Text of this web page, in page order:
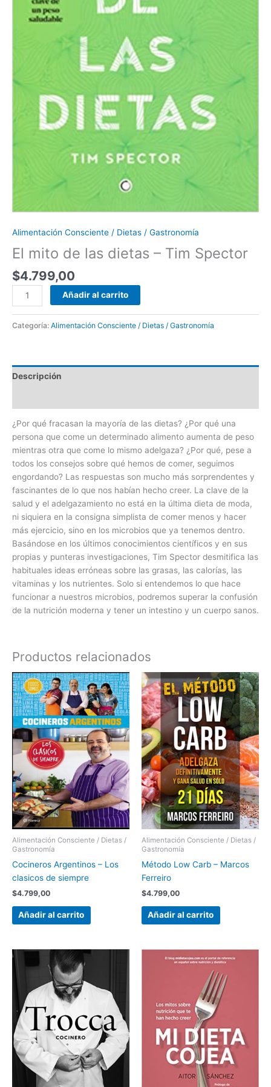
Alimentación Consciente / Dietas / Gastronomía
El mito de las dietas – Tim Spector
$4.799,00
Añadir al carrito
Categoría: Alimentación Consciente / Dietas / Gastronomía
Descripción
¿Por qué fracasan la mayoría de las dietas? ¿Por qué una
persona que come un determinado alimento aumenta de peso
mientras otra que come lo mismo adelgaza? ¿Por qué, pese a
todos los consejos sobre qué hemos de comer, seguimos
engordando? Las respuestas son mucho más sorprendentes y
fascinantes de lo que nos habían hecho creer. La clave de la
salud y el adelgazamiento no está en la última dieta de moda,
ni siquiera en la consigna simplista de comer menos y hacer
más ejercicio, sino en los microbios que ya tenemos dentro.
Basándose en los últimos conocimientos científicos y en sus
propias y punteras investigaciones, Tim Spector desmitifica las
habituales ideas erróneas sobre las grasas, las calorías, las
vitaminas y los nutrientes. Solo si entendemos lo que hace
funcionar a nuestros microbios, podremos superar la confusión
de la nutrición moderna y tener un intestino y un cuerpo sanos.
Productos relacionados
Alimentación Consciente / Dietas /
Gastronomía
Cocineros Argentinos – Los
clasicos de siempre
$4.799,00
Añadir al carrito
Alimentación Consciente / Dietas /
Gastronomía
Método Low Carb – Marcos
Ferreiro
$4.799,00
Añadir al carrito